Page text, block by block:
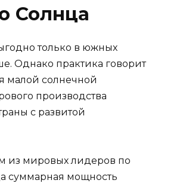
Солнца
только в южных
Однако практика говорит
малой солнечной
производства
с развитой
из мировых лидеров по
суммарная мощность